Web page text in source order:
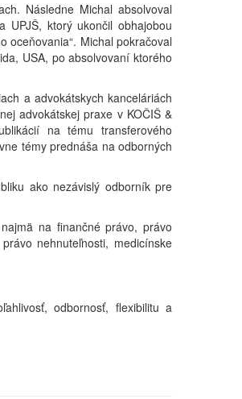
Následne Michal absolvoval
UPJŠ, ktorý ukončil obhajobou
oceňovania“. Michal pokračoval
USA, po absolvovaní ktorého
a advokátskych kanceláriách
advokátskej praxe v KOČIŠ &
na tému transferového
témy prednáša na odborných
ako nezávislý odborník pre
na finančné právo, právo
nehnuteľnosti, medicínske
odbornosť, flexibilitu a